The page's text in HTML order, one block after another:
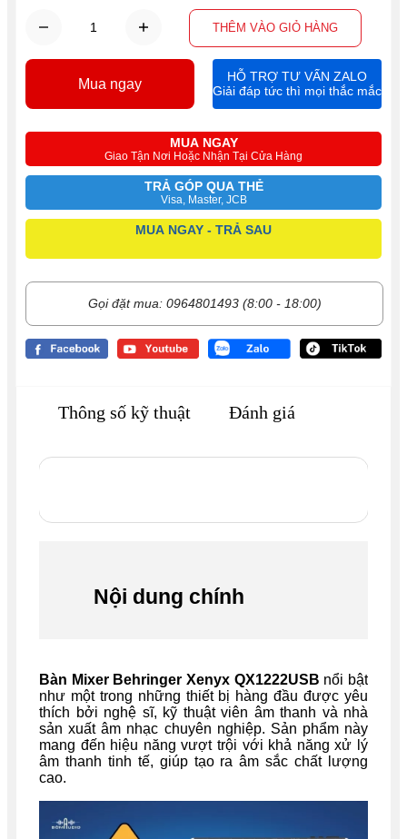
THÊM VÀO GIỎ HÀNG
MUA NGAY
Giao Tận Nơi Hoặc Nhận Tại Cửa Hàng
TRẢ GÓP QUA THẺ
Visa, Master, JCB
MUA NGAY - TRẢ SAU
Gọi đặt mua: 0964801493 (8:00 - 18:00)
Mua ngay
HỖ TRỢ TƯ VẤN ZALO
Giải đáp tức thì mọi thắc mắc
Thông số kỹ thuật Đánh giá
Nội dung chính
Bàn Mixer Behringer Xenyx QX1222USB nổi bật
như một trong những thiết bị hàng đầu được yêu
thích bởi nghệ sĩ, kỹ thuật viên âm thanh và nhà
sản xuất âm nhạc chuyên nghiệp. Sản phẩm này
mang đến hiệu năng vượt trội với khả năng xử lý
âm thanh tinh tế, giúp tạo ra âm sắc chất lượng
cao.